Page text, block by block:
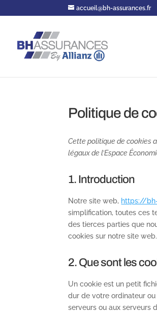
accueil@bh-assurances.fr
Politique de
Cette politique de cookies
légaux de l’Espace
1. Introduction
Notre site web, https://
simplification, toutes ces
des tierces parties que
cookies sur notre site web.
2. Que sont les
Un cookie est un petit
dur de votre ordinateur
serveurs ou aux serveurs